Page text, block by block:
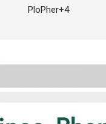
PloPher+4